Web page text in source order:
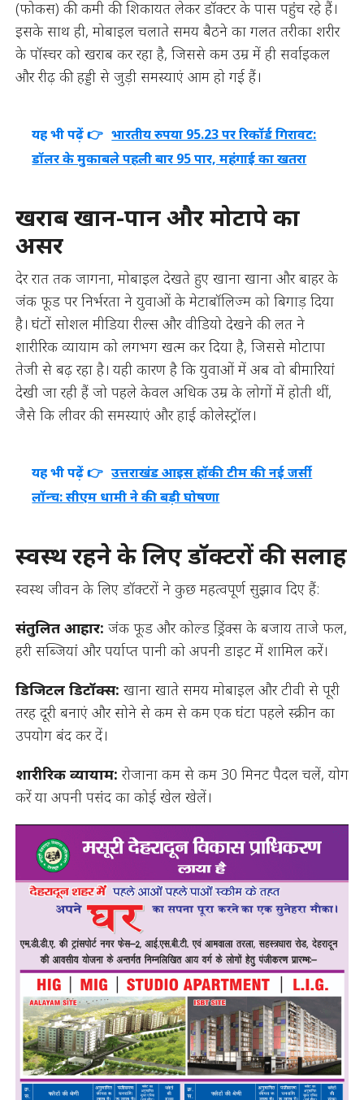
(फोकस) की कमी की शिकायत लेकर डॉक्टर के पास पहुंच रहे हैं।
इसके साथ ही, मोबाइल चलाते समय बैठने का गलत तरीका शरीर
के पॉस्चर को खराब कर रहा है, जिससे कम उम्र में ही सर्वाइकल
और रीढ़ की हड्डी से जुड़ी समस्याएं आम हो गई हैं।
यह भी पढ़ें 👉 भारतीय रुपया 95.23 पर रिकॉर्ड गिरावट:
डॉलर के मुकाबले पहली बार 95 पार, महंगाई का खतरा
खराब खान-पान और मोटापे का
असर
देर रात तक जागना, मोबाइल देखते हुए खाना खाना और बाहर के
जंक फूड पर निर्भरता ने युवाओं के मेटाबॉलिज्म को बिगाड़ दिया
है। घंटों सोशल मीडिया रील्स और वीडियो देखने की लत ने
शारीरिक व्यायाम को लगभग खत्म कर दिया है, जिससे मोटापा
तेजी से बढ़ रहा है। यही कारण है कि युवाओं में अब वो बीमारियां
देखी जा रही हैं जो पहले केवल अधिक उम्र के लोगों में होती थीं,
जैसे कि लीवर की समस्याएं और हाई कोलेस्ट्रॉल।
यह भी पढ़ें 👉 उत्तराखंड आइस हॉकी टीम की नई जर्सी
लॉन्च: सीएम धामी ने की बड़ी घोषणा
स्वस्थ रहने के लिए डॉक्टरों की सलाह
स्वस्थ जीवन के लिए डॉक्टरों ने कुछ महत्वपूर्ण सुझाव दिए हैं:
संतुलित आहार: जंक फूड और कोल्ड ड्रिंक्स के बजाय ताजे फल,
हरी सब्जियां और पर्याप्त पानी को अपनी डाइट में शामिल करें।
डिजिटल डिटॉक्स: खाना खाते समय मोबाइल और टीवी से पूरी
तरह दूरी बनाएं और सोने से कम से कम एक घंटा पहले स्क्रीन का
उपयोग बंद कर दें।
शारीरिक व्यायाम: रोजाना कम से कम 30 मिनट पैदल चलें, योग
करें या अपनी पसंद का कोई खेल खेलें।